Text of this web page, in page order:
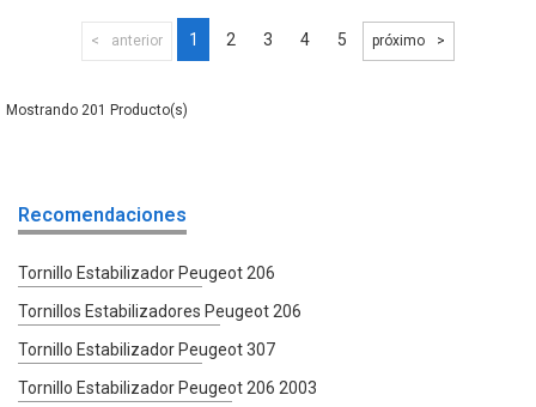
anterior 1 2 3 4 5 próximo
201
Recomendaciones
Tornillo Estabilizador Peugeot 206
Tornillos Estabilizadores Peugeot 206
Tornillo Estabilizador Peugeot 307
Tornillo Estabilizador Peugeot 206 2003